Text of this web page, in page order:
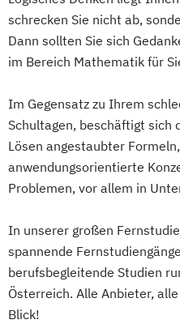
schrecken Sie nicht ab,
Dann sollten Sie sich
im Bereich Mathematik für
Im Gegensatz zu Ihrem
Schultagen, beschäftigt
Lösen angestaubter
anwendungsorientierte
Problemen, vor allem in
In unserer großen
spannende
berufsbegleitende Studien
Österreich. Alle Anbieter,
Blick!